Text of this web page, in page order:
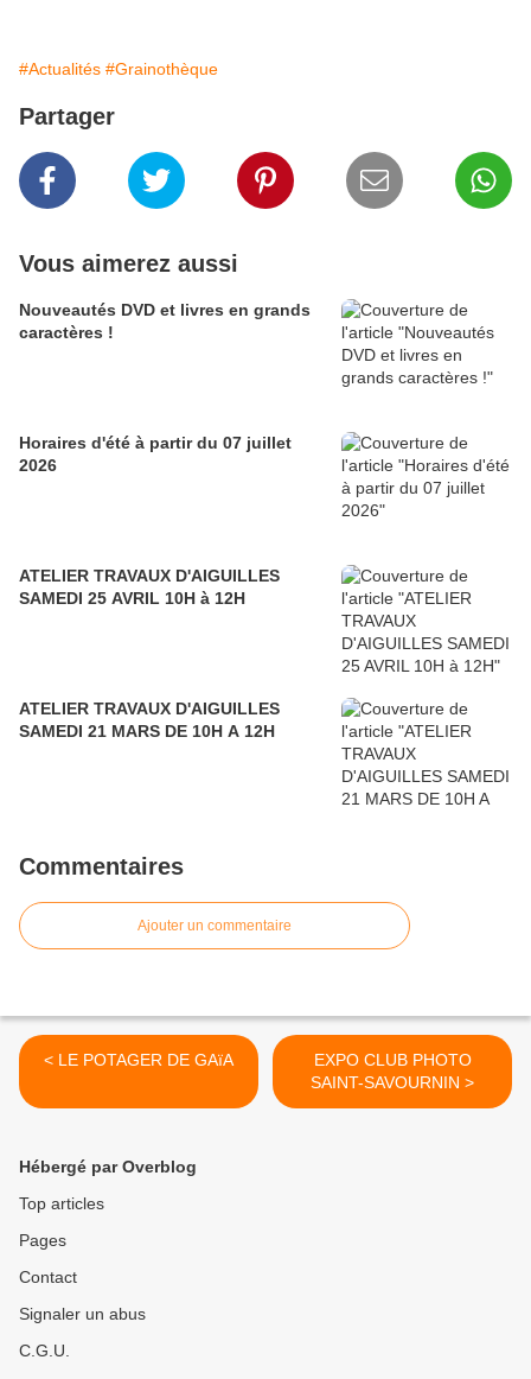
#Actualités #Grainothèque
Partager
Vous aimerez aussi
Nouveautés DVD et livres en grands
caractères !
Horaires d'été à partir du 07 juillet
2026
ATELIER TRAVAUX D'AIGUILLES
SAMEDI 25 AVRIL 10H à 12H
ATELIER TRAVAUX D'AIGUILLES
SAMEDI 21 MARS DE 10H A 12H
Commentaires
Ajouter un commentaire
< LE POTAGER DE GAïA
EXPO CLUB PHOTO
SAINT-SAVOURNIN >
Hébergé par Overblog
Top articles
Pages
Contact
Signaler un abus
C.G.U.